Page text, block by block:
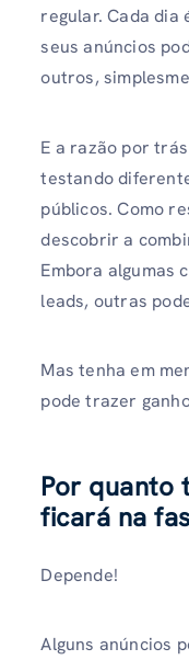
regular. Cada dia
seus anúncios
outros,
E a razão por
testando
públicos. Como
descobrir a
Embora algumas
leads, outras
Mas tenha em
pode trazer
Por quanto
ficará na
Depende!
Alguns anúncios